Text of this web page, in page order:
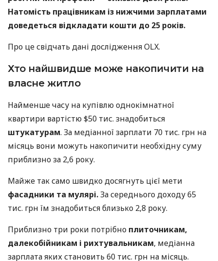
Натомість працівникам із нижчими зарплатами
доведеться відкладати кошти до 25 років.
Про це свідчать дані дослідження OLX.
Хто найшвидше може накопичити на
власне житло
Найменше часу на купівлю однокімнатної
квартири вартістю $50 тис. знадобиться
штукатурам. За медіанної зарплати 70 тис. грн на
місяць вони можуть накопичити необхідну суму
приблизно за 2,6 року.
Майже так само швидко досягнуть цієї мети
фасадники та мулярі.За середнього доходу 65
тис. грн їм знадобиться близько 2,8 року.
Приблизно три роки потрібно плиточникам,
далекобійникам і рихтувальникам, медіанна
зарплата яких становить 60 тис. грн на місяць.